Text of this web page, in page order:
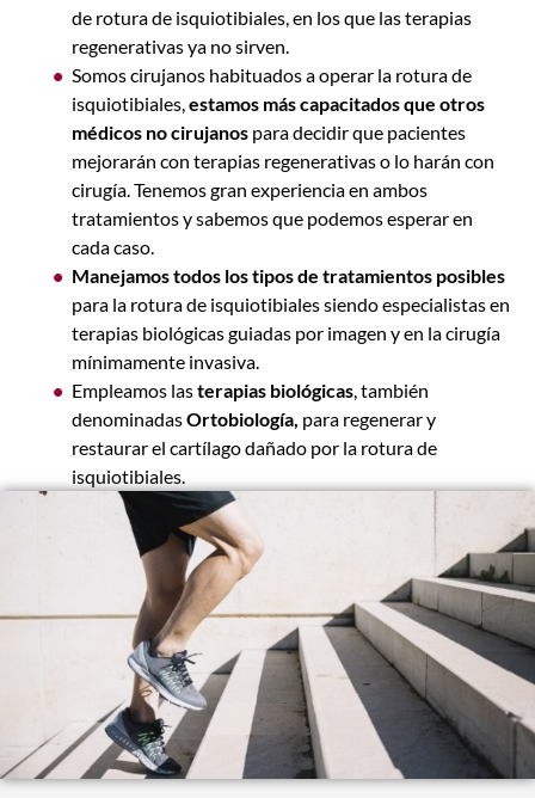
de rotura de isquiotibiales,en los que las terapias
regenerativas ya no sirven.
Somos cirujanos habituados a operar la rotura de
isquiotibiales,estamos más capacitados que otros
médicos no cirujanos para decidir que pacientes
mejorarán con terapias regenerativas o lo harán con
cirugía. Tenemos gran experiencia en ambos
tratamientos y sabemos que podemos esperar en
cada caso.
Manejamos todos los tipos de tratamientos posibles
para la rotura de isquiotibiales siendo especialistas en
terapias biológicas guiadas por imagen y en la cirugía
mínimamente invasiva.
Empleamos lasterapias biológicas, también
denominadasOrtobiología, para regenerar y
restaurar el cartílago dañado por la rotura de
isquiotibiales.